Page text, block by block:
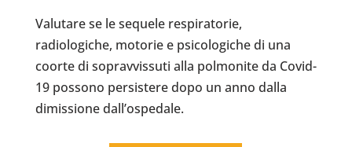
Valutare se le sequele respiratorie,
radiologiche, motorie e psicologiche di una
coorte di sopravvissuti alla polmonite da Covid-
19 possono persistere dopo un anno dalla
dimissione dall’ospedale.